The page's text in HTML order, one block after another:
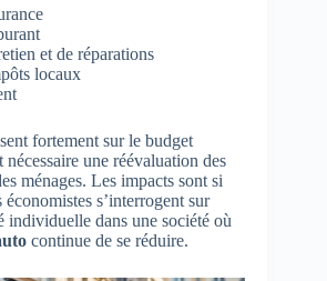
et de réparations
locaux
fortement sur le budget
une réévaluation des
ménages. Les impacts sont si
s’interrogent sur
individuelle dans une société où
continue de se réduire.